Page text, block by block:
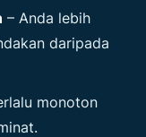
– Anda lebih
daripada
monoton